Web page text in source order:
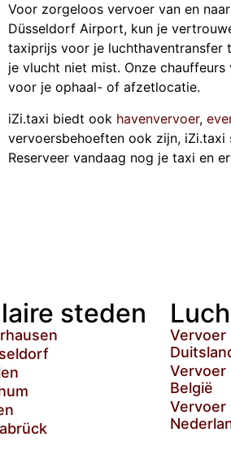
Voor zorgeloos vervoer van en
Düsseldorf Airport, kun je
taxiprijs voor je luchthaventransfer
je vlucht niet mist. Onze
voor je ophaal- of afzetlocatie.
iZi.taxi biedt ook havenvervoer,
vervoersbehoeften ook zijn,
Reserveer vandaag nog je taxi en
steden
Vervoer
Vervoer
België
Vervoer